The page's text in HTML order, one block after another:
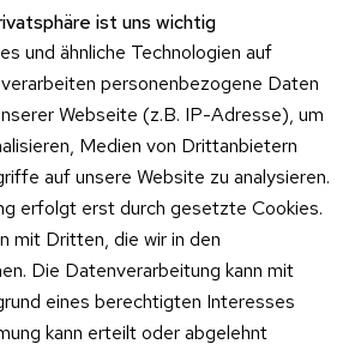
ist uns wichtig
und ähnliche Technologien auf
personenbezogene Daten
Webseite (z.B. IP-Adresse), um
Medien von Drittanbietern
auf unsere Website zu analysieren.
erfolgt erst durch gesetzte Cookies.
mit Dritten, die wir in den
Die Datenverarbeitung kann mit
eines berechtigten Interesses
kann erteilt oder abgelehnt
Versa
ndpa
rtner